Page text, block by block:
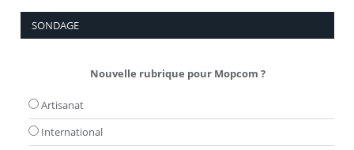
SONDAGE
Nouvelle rubrique pour Mopcom ?
Artisanat
International